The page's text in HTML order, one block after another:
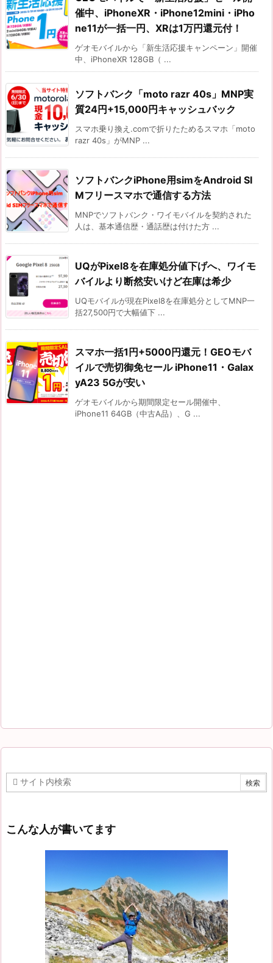
催中、iPhoneXR・iPhone12mini・iPho
ne11が一括一円、XRは1万円還元付！
ゲオモバイルから「新生活応援キャンペーン」開催
中、iPhoneXR 128GB（ ...
ソフトバンク「moto razr 40s」MNP実
質24円+15,000円キャッシュバック
スマホ乗り換え.comで折りたためるスマホ「moto
razr 40s」がMNP ...
ソフトバンクiPhone用simをAndroid SI
Mフリースマホで通信する方法
MNPでソフトバンク・ワイモバイルを契約された
人は、基本通信歴・通話歴は付けた方 ...
UQがPixel8を在庫処分値下げへ、ワイモ
バイルより断然安いけど在庫は希少
UQモバイルが現在Pixel8を在庫処分としてMNP一
括27,500円で大幅値下 ...
スマホ一括1円+5000円還元！GEOモバ
イルで売切御免セール iPhone11・Galax
yA23 5Gが安い
ゲオモバイルから期間限定セール開催中、
iPhone11 64GB（中古A品）、G ...
こんな人が書いてます